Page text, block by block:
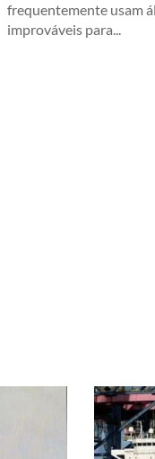
frequentemente usam
improváveis para...